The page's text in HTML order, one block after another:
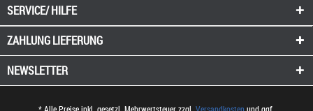
SERVICE/ HILFE
ZAHLUNGLIEFERUNG
NEWSLETTER